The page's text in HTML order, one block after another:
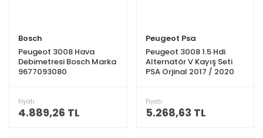
Bosch
Peugeot 3008 Hava
Debimetresi Bosch Marka
9677093080
Fiyatı
4.889,26 TL
Peugeot Psa
Peugeot 3008 1.5 Hdi
Alternatör V Kayış Seti
PSA Orjinal 2017 / 2020
Fiyatı
5.268,63 TL